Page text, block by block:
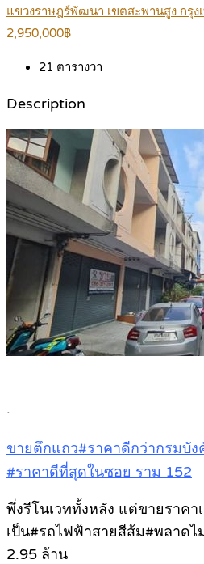
แขวงราษฎร์พัฒนา เขตสะพานสูง กรุง
2,950,000฿
21 ตารางวา
Description
.
ขายตึกแถว#ราคาดีกว่ากรมบัง
#ราคาดีที่สุดในซอย ราม 152
พึ่งรีโนเวททั้งหลัง แต่ขายราคา
เป็น#รถไฟฟ้าสายสีส้ม#พลาดไ
2.95 ล้าน